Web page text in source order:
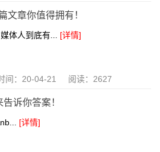
文章你值得拥有！
体人到底有... [详情]
间：20-04-21 阅读：2627
诉你答案！
[详情]